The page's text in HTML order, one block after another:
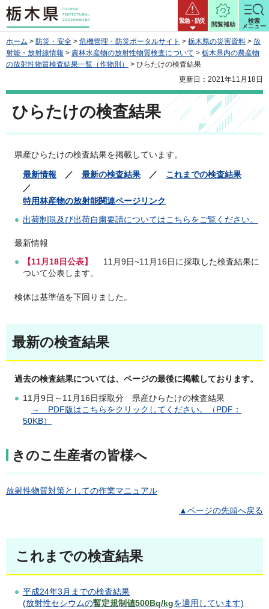
栃木県 緊急・防災
閲覧補助
検索
メニュー
ホーム > 防災・安全 > 危機管理・防災ポータルサイト > 栃木県の災害資料 > 放
射能・放射線情報 > 農林水産物の放射性物質検査について > 栃木県内の農産物
の放射性物質検査結果一覧（作物別）
> ひらたけの検査結果
更新日：2021年11月18日
ひらたけの検査結果
県産ひらたけの検査結果を掲載しています。
最新情報 ／ 最新の検査結果 ／ これまでの検査結果
／
特用林産物の放射能関連ページリンク
出荷制限及び出荷自粛要請についてはこちらをご覧ください。
最新情報
【11月18日公表】
11月9日~11月16日に採取した検査結果に
ついて公表します。
検体は基準値を下回りました。
最新の検査結果
過去の検査結果については、ページの最後に掲載しております。
11月9日～11月16日採取分 県産ひらたけの検査結果
→ PDF版はこちらをクリックしてください。（PDF：
50KB）
きのこ生産者の皆様へ
放射性物質対策としての作業マニュアル
▲ページの先頭へ戻る
これまでの検査結果
平成24年3月までの検査結果
(放射性セシウムの暫定規制値500Bq/kgを適用しています)